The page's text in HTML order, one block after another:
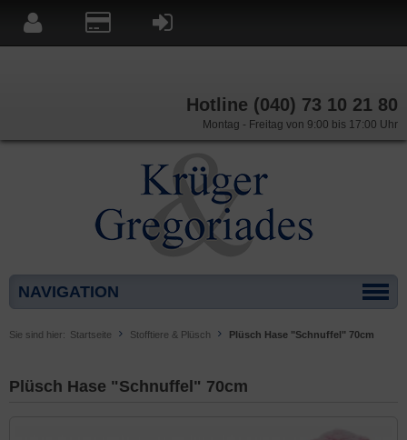
Hotline (040) 73 10 21 80
Montag - Freitag von 9:00 bis 17:00 Uhr
NAVIGATION
Sie sind hier: Startseite Stofftiere & Plüsch Plüsch Hase "Schnuffel" 70cm
Plüsch Hase "Schnuffel" 70cm